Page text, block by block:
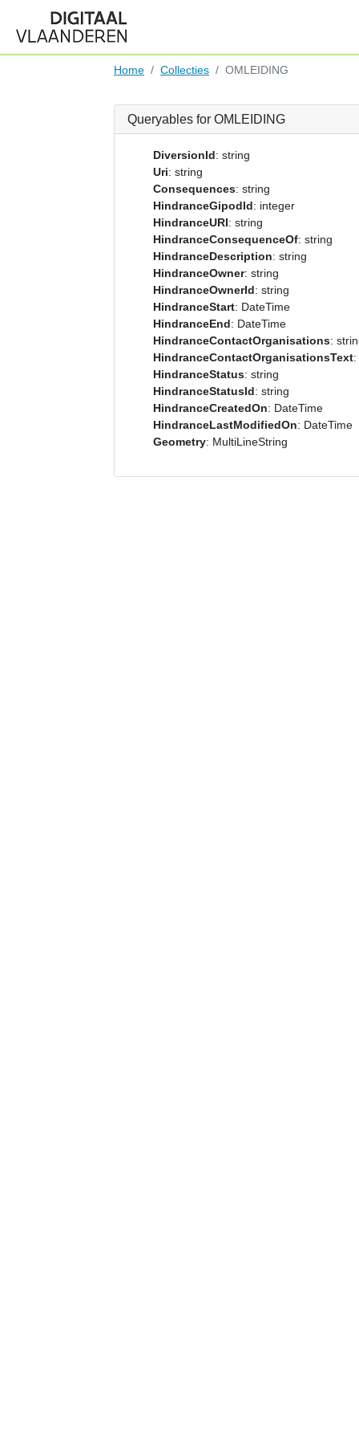
Home Collecties OMLEIDING
Queryables for OMLEIDING
DiversionId: string
Uri: string
Consequences: string
HindranceGipodId: integer
HindranceURI: string
HindranceConsequenceOf: string
HindranceDescription: string
HindranceOwner: string
HindranceOwnerId: string
HindranceStart: DateTime
HindranceEnd: DateTime
HindranceContactOrganisations:
HindranceContactOrganisationsText
HindranceStatus: string
HindranceStatusId: string
HindranceCreatedOn: DateTime
HindranceLastModifiedOn: DateTime
Geometry: MultiLineString